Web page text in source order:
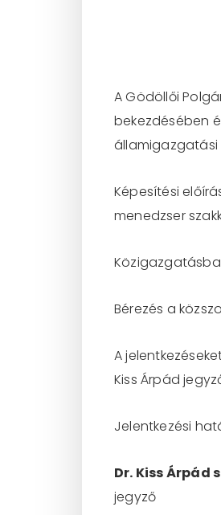
A Gödöllői
bekezdésében
Képesítési
menedzser
Bérezés a
A
Kiss Árpád
Jelentkezési
Dr. Kiss Árpád
jegyző